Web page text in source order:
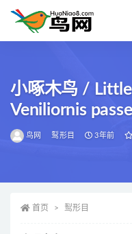
小啄木鸟 /
Veniliornis
鸟网 䴕形目 3年前
首页 䴕形目